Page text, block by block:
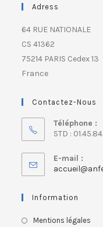
Adress
64 RUE NATIONALE
CS 41362
75214 PARIS Cedex 13
France
Contactez-Nous
Téléphone :
STD :
E-mail :
Information
Mentions légales